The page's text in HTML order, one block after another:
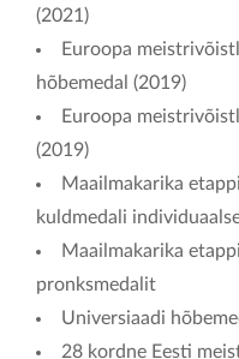
(2021)
Euroopa
hõbemedal (2019)
Euroopa
(2019)
Maailmakarika
kuldmedali
Maailmakarika
pronksmedalit
Universiaadi
28 kordne Eesti